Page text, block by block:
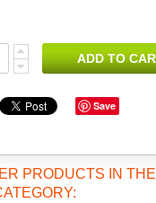
Save
PRODUCTS IN THE